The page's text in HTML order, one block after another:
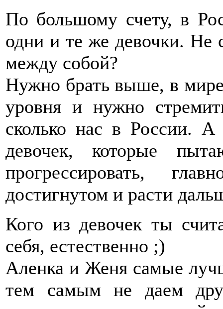
По большому счету, в
одни и те же девочки. Не
между собой?
Нужно брать выше, в
уровня и нужно
сколько нас в России.
девочек, которые
прогрессировать,
достигнутом и расти
Кого из девочек ты
себя, естественно ;)
Аленка и Женя самые
тем самым не даем